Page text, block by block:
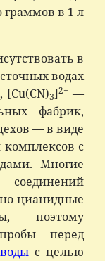
в 1 л
в
водах
[Cu(CN)3]2+ —
фабрик,
— в виде
с
Многие
цианидные
поэтому
перед
с целью